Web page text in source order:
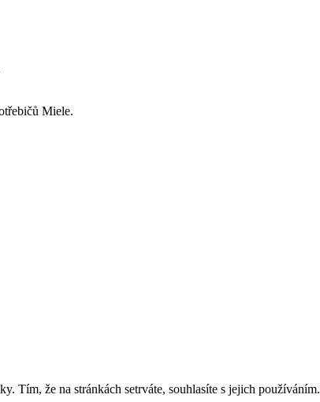
Miele.
Tím, že na stránkách setrváte, souhlasíte s jejich používáním.